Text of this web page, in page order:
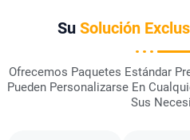
Su Solución
Ofrecemos Paquetes Estándar
Pueden Personalizarse En
Sus